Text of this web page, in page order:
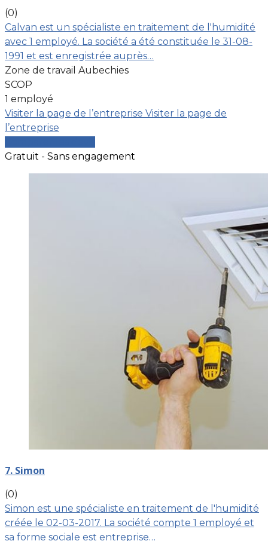
(0)
Calvan est un spécialiste en traitement de l'humidité
avec 1 employé. La société a été constituée le 31-08-
1991 et est enregistrée auprès…
Zone de travail Aubechies
SCOP
1 employé
Visiter la page de l’entreprise Visiter la page de
l’entreprise
Gratuit - Sans engagement
7. Simon
(0)
Simon est une spécialiste en traitement de l'humidité
créée le 02-03-2017. La société compte 1 employé et
sa forme sociale est entreprise…